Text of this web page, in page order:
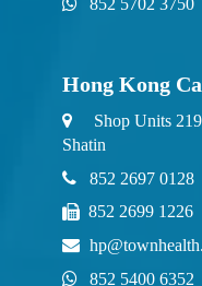
Hong Kong
Shop Units
Shatin
852 2697 0128
852 2699 1226
852 5400 6352